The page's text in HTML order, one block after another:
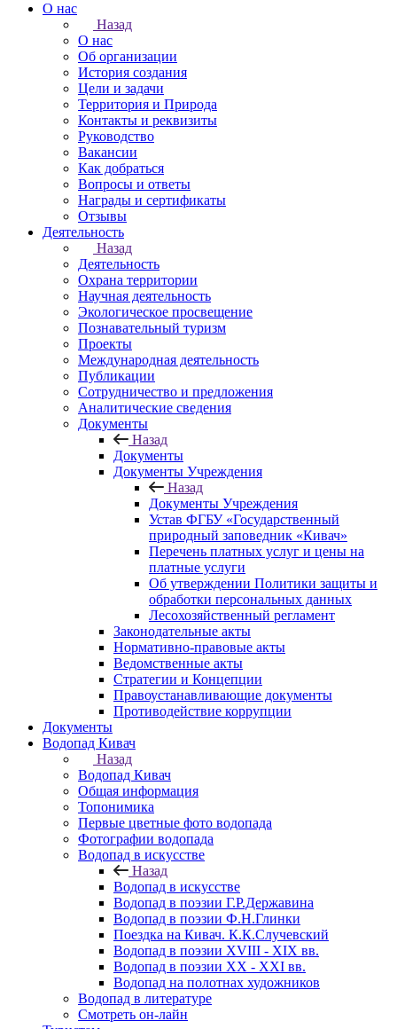
О нас
Назад
О нас
Об организации
История создания
Цели и задачи
Территория и Природа
Контакты и реквизиты
Руководство
Вакансии
Как добраться
Вопросы и ответы
Награды и сертификаты
Отзывы
Деятельность
Назад
Деятельность
Охрана территории
Научная деятельность
Экологическое просвещение
Познавательный туризм
Проекты
Международная деятельность
Публикации
Сотрудничество и предложения
Аналитические сведения
Документы
Назад
Документы
Документы Учреждения
Назад
Документы Учреждения
Устав ФГБУ «Государственный
природный заповедник «Кивач»
Перечень платных услуг и цены на
платные услуги
Об утверждении Политики защиты и
обработки персональных данных
Лесохозяйственный регламент
Законодательные акты
Нормативно-правовые акты
Ведомственные акты
Стратегии и Концепции
Правоустанавливающие документы
Противодействие коррупции
Документы
Водопад Кивач
Назад
Водопад Кивач
Общая информация
Топонимика
Первые цветные фото водопада
Фотографии водопада
Водопад в искусстве
Назад
Водопад в искусстве
Водопад в поэзии Г.Р.Державина
Водопад в поэзии Ф.Н.Глинки
Поездка на Кивач. К.К.Случевский
Водопад в поэзии XVIII - XIX вв.
Водопад в поэзии XX - XXI вв.
Водопад на полотнах художников
Водопад в литературе
Смотреть он-лайн